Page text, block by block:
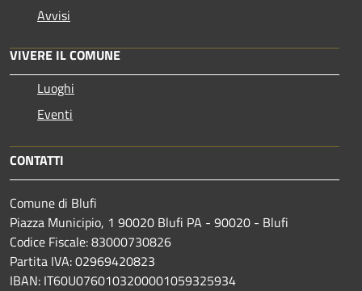
Avvisi
VIVERE IL COMUNE
Luoghi
Eventi
CONTATTI
Comune di Blufi
Piazza Municipio, 1 90020 Blufi PA - 90020 - Blufi
Codice Fiscale: 83000730826
Partita IVA: 02969420823
IBAN: IT60U0760103200001059325934